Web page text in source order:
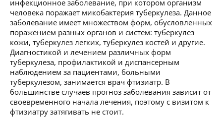
инфекционное заболевание, при котором организм
человека поражает микобактерия туберкулеза. Данное
заболевание имеет множеством форм, обусловленных
поражением разных органов и систем: туберкулез
кожи, туберкулез легких, туберкулез костей и другие.
Диагностикой и лечением различных форм
туберкулеза, профилактикой и диспансерным
наблюдением за пациентами, больными
туберкулезом, занимается врач фтизиатр. В
большинстве случаев прогноз заболевания зависит от
своевременного начала лечения, поэтому с визитом к
фтизиатру затягивать не стоит.